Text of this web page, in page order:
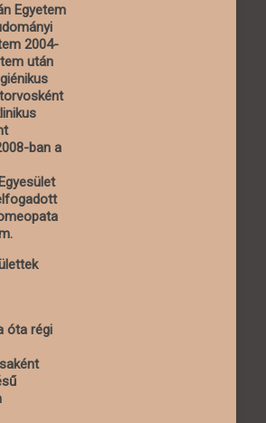
Egyetem
2004-
után
ban a
óta régi